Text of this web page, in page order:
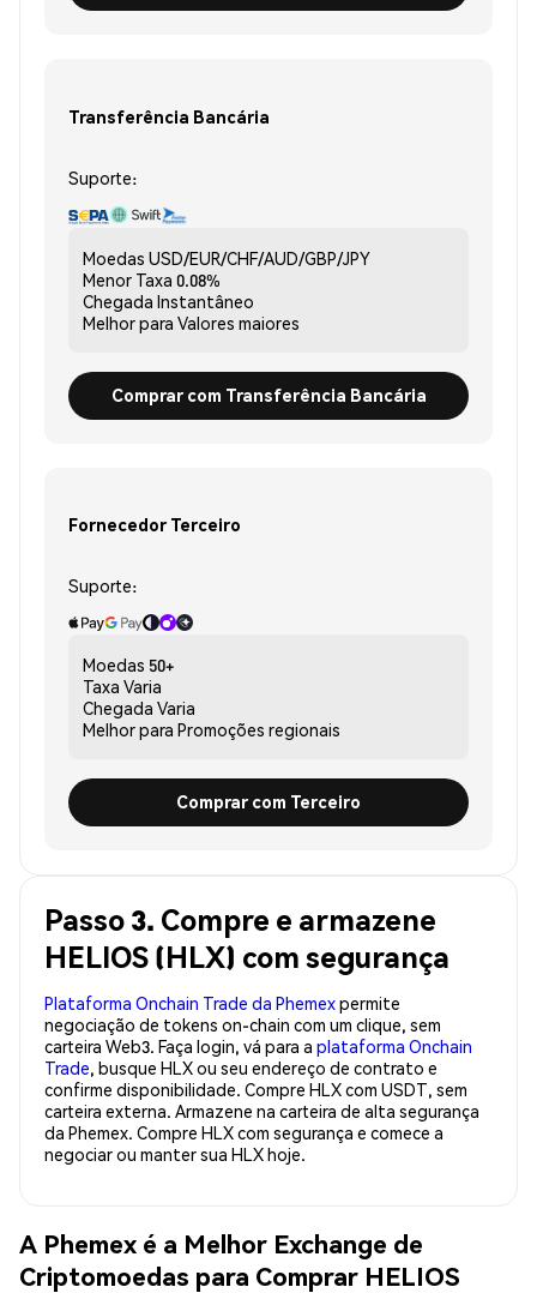
Transferência Bancária
Suporte:
Moedas USD/EUR/CHF/AUD/GBP/JPY
Menor Taxa 0.08%
Chegada Instantâneo
Melhor para Valores maiores
Comprar com Transferência Bancária
Fornecedor Terceiro
Suporte:
Moedas 50+
Taxa Varia
Chegada Varia
Melhor para Promoções regionais
Comprar com Terceiro
Passo 3. Compre e armazene
HELIOS (HLX) com segurança
Plataforma Onchain Trade da Phemexpermite
negociação de tokens on-chain com um clique, sem
carteira Web3. Faça login, vá para a plataforma Onchain
Trade, busque HLX ou seu endereço de contrato e
confirme disponibilidade. Compre HLX com USDT, sem
carteira externa. Armazene na carteira de alta segurança
da Phemex. Compre HLX com segurança e comece a
negociar ou manter sua HLX hoje.
A Phemex é a Melhor Exchange de
Criptomoedas para Comprar HELIOS